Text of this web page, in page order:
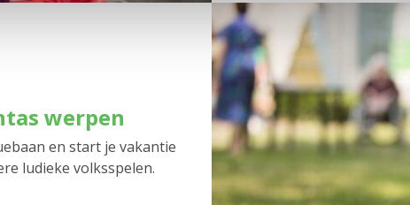
werpen
en start je vakantie
ludieke volksspelen.